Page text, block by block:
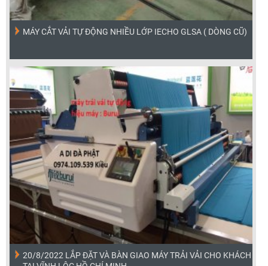
MÁY CẮT VẢI TỰ ĐỘNG NHIỀU LỚP IECHO GLSA ( DÒNG CŨ)
20/8/2022 LẮP ĐẶT VÀ BÀN GIAO MÁY TRẢI VẢI CHO KHÁCH